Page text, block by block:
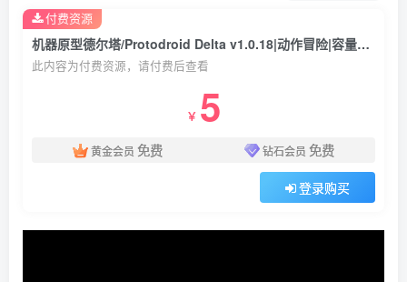
机器原型德尔塔/Protodroid Delta v1.0.18|动作冒险|容量4.2GB|免安装绿色中文版
此内容为付费资源，请付费后查看
￥ 5
黄金会员 免费 钻石会员 免费
登录购买
付费资源